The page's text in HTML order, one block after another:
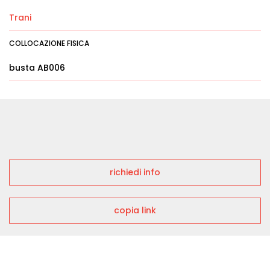
Trani
COLLOCAZIONE FISICA
busta AB006
richiedi info
copia link